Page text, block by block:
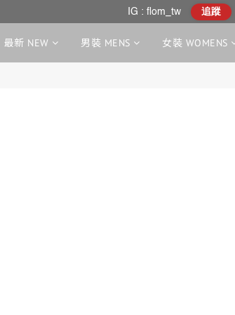
最新 NEW 男裝 MENS 女裝 WOMENS
IG : flom_tw 追蹤